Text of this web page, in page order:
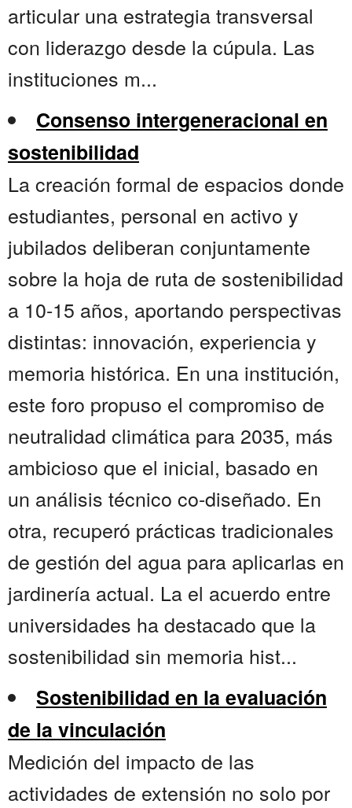
articular una estrategia transversal
con liderazgo desde la cúpula. Las
instituciones m...
Consenso intergeneracional en
sostenibilidad
La creación formal de espacios donde
estudiantes, personal en activo y
jubilados deliberan conjuntamente
sobre la hoja de ruta de sostenibilidad
a 10-15 años, aportando perspectivas
distintas: innovación, experiencia y
memoria histórica. En una institución,
este foro propuso el compromiso de
neutralidad climática para 2035, más
ambicioso que el inicial, basado en
un análisis técnico co-diseñado. En
otra, recuperó prácticas tradicionales
de gestión del agua para aplicarlas en
jardinería actual. La el acuerdo entre
universidades ha destacado que la
sostenibilidad sin memoria hist...
Sostenibilidad en la evaluación
de la vinculación
Medición del impacto de las
actividades de extensión no solo por